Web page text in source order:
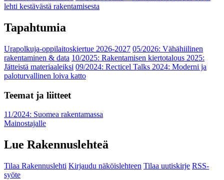
lehti kestävästä rakentamisesta
Tapahtumia
Urapolkuja-oppilaitoskiertue 2026-2027 05/2026: Vähähiilinen
rakentaminen & data 10/2025: Rakentamisen kiertotalous 2025:
Jätteistä materiaaleiksi 09/2024: Recticel Talks 2024: Moderni ja
paloturvallinen loiva katto
Teemat ja liitteet
11/2024: Suomea rakentamassa
Mainostajalle
Lue Rakennuslehteä
Tilaa Rakennuslehti Kirjaudu näköislehteen Tilaa uutiskirje RSS-
syöte